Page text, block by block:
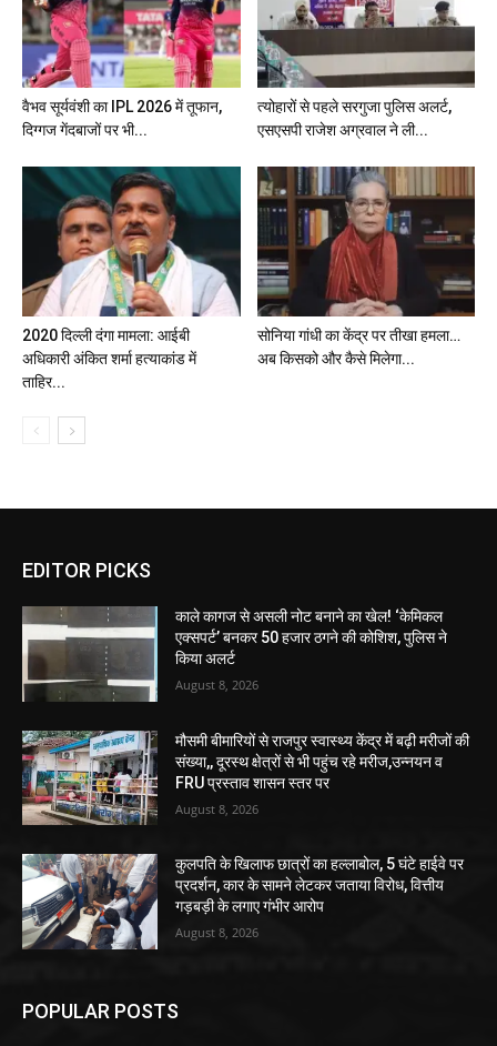
वैभव सूर्यवंशी का IPL 2026 में तूफान,
दिग्गज गेंदबाजों पर भी...
त्योहारों से पहले सरगुजा पुलिस अलर्ट,
एसएसपी राजेश अग्रवाल ने ली...
2020 दिल्ली दंगा मामला: आईबी
अधिकारी अंकित शर्मा हत्याकांड में
ताहिर...
सोनिया गांधी का केंद्र पर तीखा हमला…
अब किसको और कैसे मिलेगा...
EDITOR PICKS
काले कागज से असली नोट बनाने का खेल! ‘केमिकल
एक्सपर्ट’ बनकर 50 हजार ठगने की कोशिश, पुलिस ने
किया अलर्ट
August 8, 2026
मौसमी बीमारियों से राजपुर स्वास्थ्य केंद्र में बढ़ी मरीजों की
संख्या,, दूरस्थ क्षेत्रों से भी पहुंच रहे मरीज,उन्नयन व
FRU प्रस्ताव शासन स्तर पर
August 8, 2026
कुलपति के खिलाफ छात्रों का हल्लाबोल, 5 घंटे हाईवे पर
प्रदर्शन, कार के सामने लेटकर जताया विरोध, वित्तीय
गड़बड़ी के लगाए गंभीर आरोप
August 8, 2026
POPULAR POSTS